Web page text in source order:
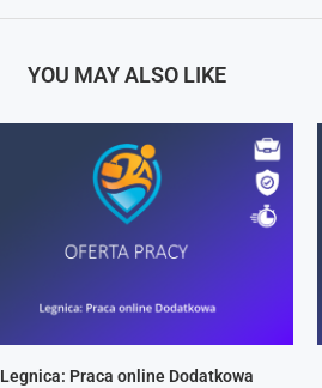
YOU MAY ALSO LIKE
Legnica: Praca online Dodatkowa